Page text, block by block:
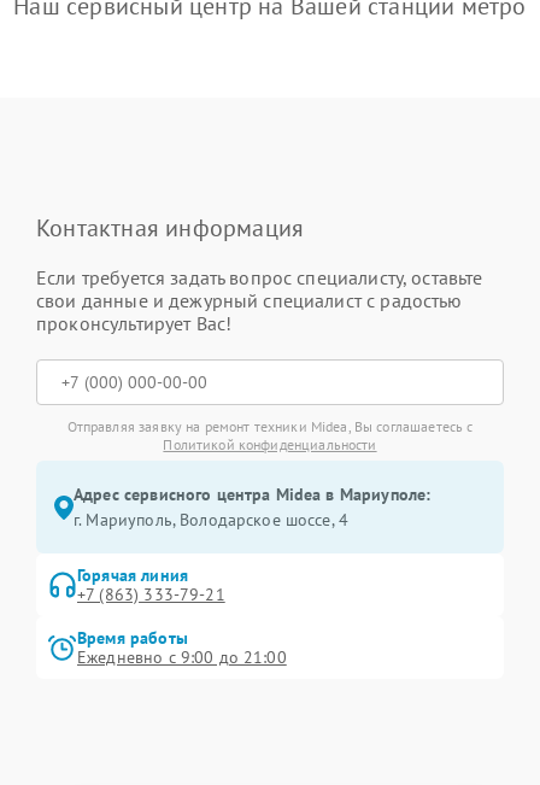
Контактная информация
Если требуется задать вопрос специалисту, оставьте
свои данные и дежурный специалист с радостью
проконсультирует Вас!
Отправляя заявку на ремонт техники Midea, Вы соглашаетесь с
Политикой конфиденциальности
Адрес сервисного центра Midea в Мариуполе:
г. Мариуполь, Володарское шоссе, 4
Горячая линия
+7 (863) 333-79-21
Время работы
Ежедневно с 9:00 до 21:00